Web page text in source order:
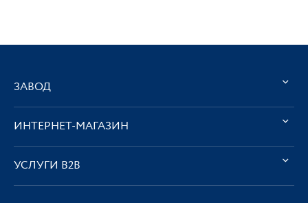
ЗАВОД
ИНТЕРНЕТ-МАГАЗИН
УСЛУГИ В2В